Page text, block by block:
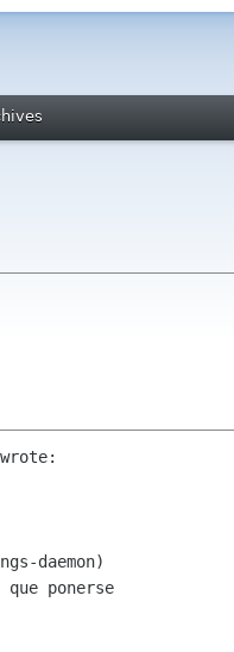
daemon)
ponerse